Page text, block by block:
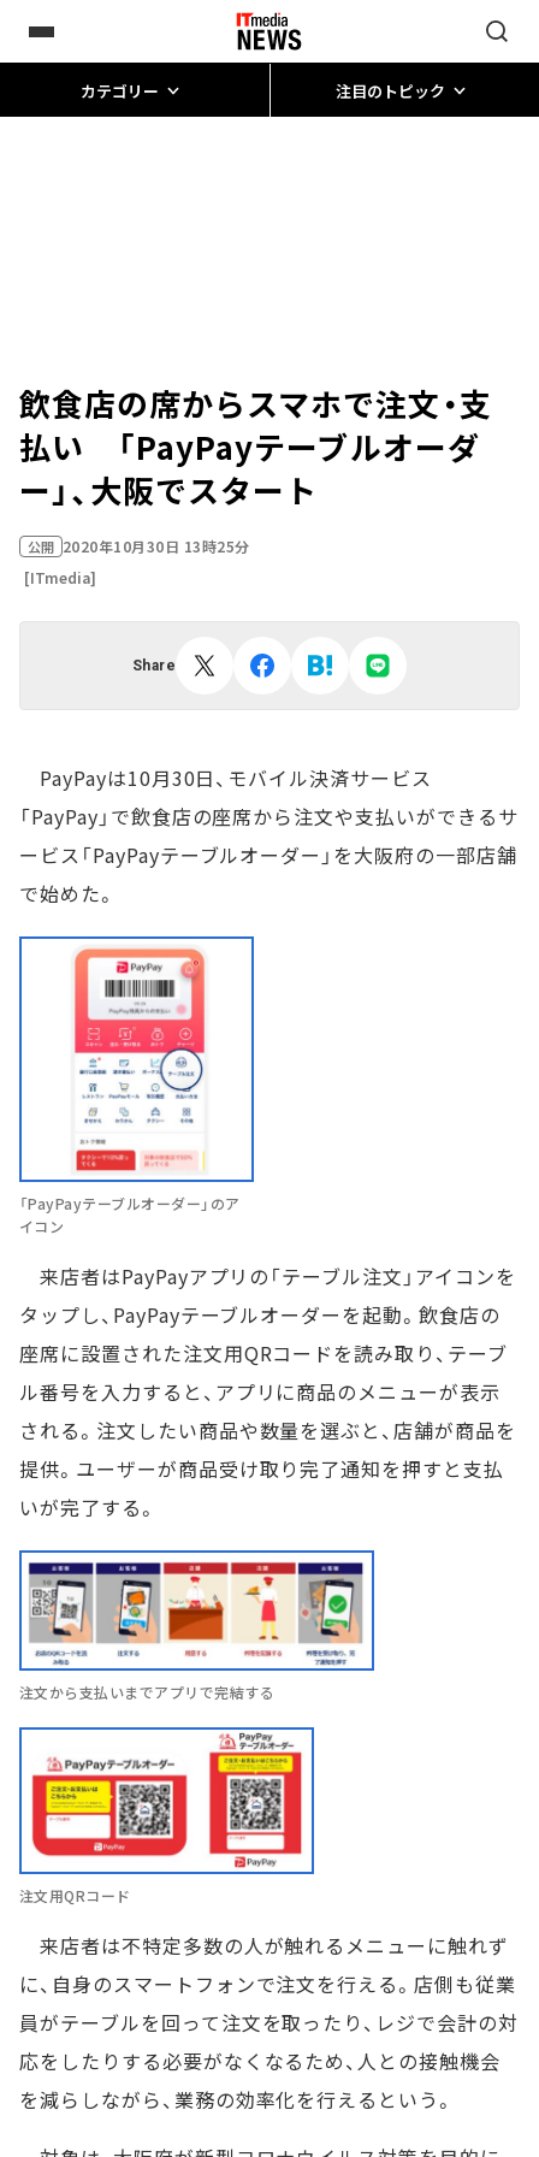
カテゴリー 注目のトピック
飲食店の席からスマホで注文・支
払い 「PayPayテーブルオーダ
ー」、大阪でスタート
公開 2020年10月30日 13時25分
[ITmedia]
Share
PayPayは10月30日、モバイル決済サービス
「PayPay」で飲食店の座席から注文や支払いができるサ
ービス「PayPayテーブルオーダー」を大阪府の一部店舗
で始めた。
「PayPayテーブルオーダー」のア
イコン
来店者はPayPayアプリの「テーブル注文」アイコンを
タップし、PayPayテーブルオーダーを起動。飲食店の
座席に設置された注文用QRコードを読み取り、テーブ
ル番号を入力すると、アプリに商品のメニューが表示
される。注文したい商品や数量を選ぶと、店舗が商品を
提供。ユーザーが商品受け取り完了通知を押すと支払
いが完了する。
注文から支払いまでアプリで完結する
注文用QRコード
来店者は不特定多数の人が触れるメニューに触れず
に、自身のスマートフォンで注文を行える。店側も従業
員がテーブルを回って注文を取ったり、レジで会計の対
応をしたりする必要がなくなるため、人との接触機会
を減らしながら、業務の効率化を行えるという。